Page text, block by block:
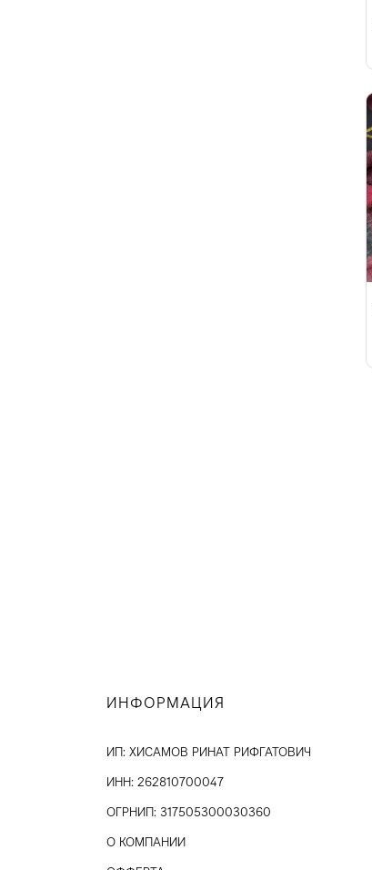
ИНФОРМАЦИЯ
ИП: ХИСАМОВ РИНАТ РИФГАТОВИЧ
ИНН: 262810700047
ОГРНИП: 317505300030360
О КОМПАНИИ